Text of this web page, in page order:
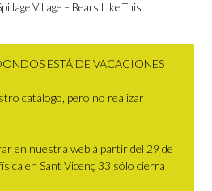
Village – Bears Like This
ESTÁ DE VACACIONES
catálogo, pero no realizar
en nuestra web a partir del 29 de
en Sant Vicenç 33 sólo cierra